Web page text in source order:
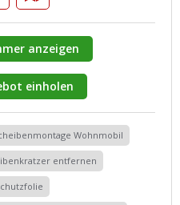
anzeigen
einholen
Wohnmobil
entfernen